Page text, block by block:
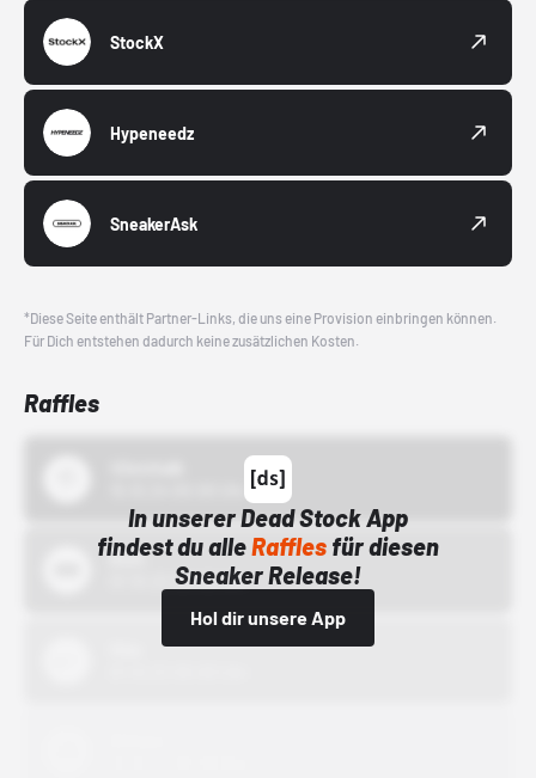
StockX
Hypeneedz
SneakerAsk
*Diese Seite enthält Partner-Links, die uns eine Provision einbringen können.
Für Dich entstehen dadurch keine zusätzlichen Kosten.
Raffles
In unserer Dead Stock App
findest du alleRafflesfür diesen
Sneaker Release!
Hol dir unsere App
Bstn
01.10.22 00:00 Uhr